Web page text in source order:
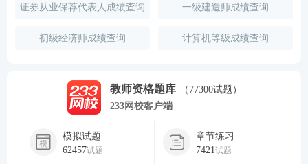
证券从业保荐代表人成绩查询 一级建造师成绩查询
初级经济师成绩查询 计算机等级成绩查询
教师资格题库
（77300试题）
233网校客户端
模拟试题
62457试题
章节练习
7421 试题